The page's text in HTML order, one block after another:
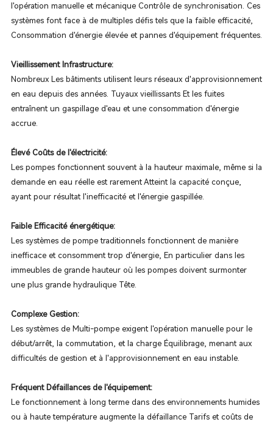
l'opération manuelle et mécanique Contrôle de synchronisation. Ces
systèmes font face à de multiples défis tels que la faible efficacité,
Consommation d'énergie élevée et pannes d'équipement fréquentes.
Vieillissement Infrastructure:
Nombreux Les bâtiments utilisent leurs réseaux d'approvisionnement
en eau depuis des années. Tuyaux vieillissants Et les fuites
entraînent un gaspillage d'eau et une consommation d'énergie
accrue.
Élevé Coûts de l'électricité:
Les pompes fonctionnent souvent à la hauteur maximale, même si la
demande en eau réelle est rarement Atteint la capacité conçue,
ayant pour résultat l'inefficacité et l'énergie gaspillée.
Faible Efficacité énergétique:
Les systèmes de pompe traditionnels fonctionnent de manière
inefficace et consomment trop d'énergie, En particulier dans les
immeubles de grande hauteur où les pompes doivent surmonter
une plus grande hydraulique Tête.
Complexe Gestion:
Les systèmes de Multi-pompe exigent l'opération manuelle pour le
début/arrêt, la commutation, et la charge Équilibrage, menant aux
difficultés de gestion et à l'approvisionnement en eau instable.
Fréquent Défaillances de l'équipement:
Le fonctionnement à long terme dans des environnements humides
ou à haute température augmente la défaillance Tarifs et coûts de